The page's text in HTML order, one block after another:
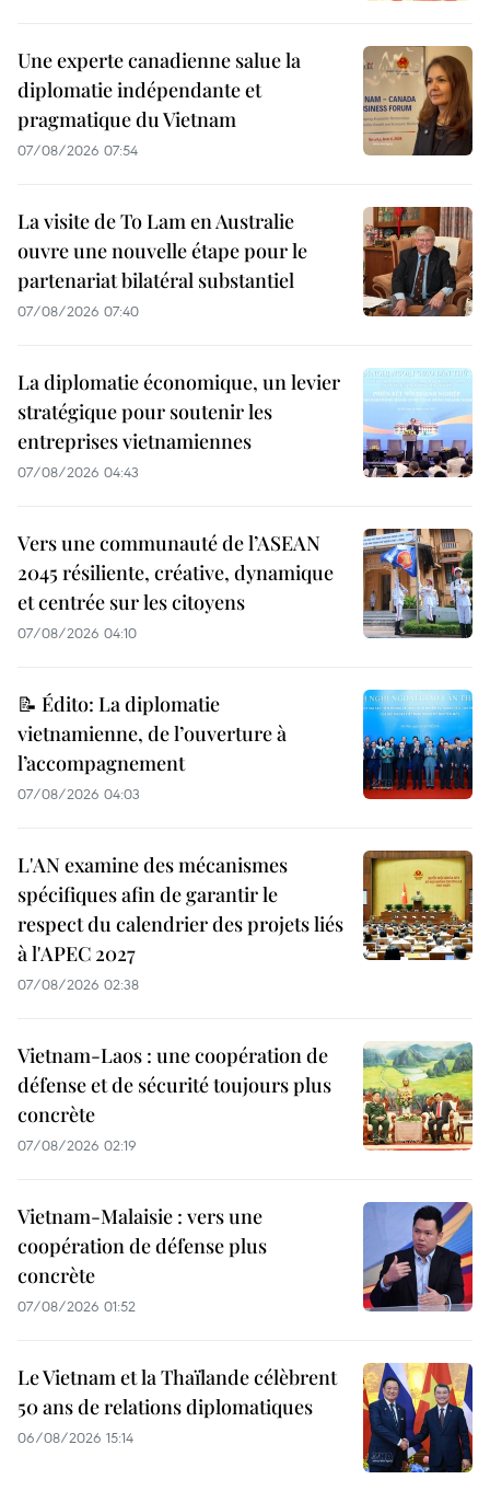
Une experte canadienne salue la
diplomatie indépendante et
pragmatique du Vietnam
07/08/2026 07:54
La visite de To Lam en Australie
ouvre une nouvelle étape pour le
partenariat bilatéral substantiel
07/08/2026 07:40
La diplomatie économique, un levier
stratégique pour soutenir les
entreprises vietnamiennes
07/08/2026 04:43
Vers une communauté de l’ASEAN
2045 résiliente, créative, dynamique
et centrée sur les citoyens
07/08/2026 04:10
📝 Édito: La diplomatie
vietnamienne, de l’ouverture à
l’accompagnement
07/08/2026 04:03
L'AN examine des mécanismes
spécifiques afin de garantir le
respect du calendrier des projets liés
à l'APEC 2027
07/08/2026 02:38
Vietnam-Laos : une coopération de
défense et de sécurité toujours plus
concrète
07/08/2026 02:19
Vietnam-Malaisie : vers une
coopération de défense plus
concrète
07/08/2026 01:52
Le Vietnam et la Thaïlande célèbrent
50 ans de relations diplomatiques
06/08/2026 15:14